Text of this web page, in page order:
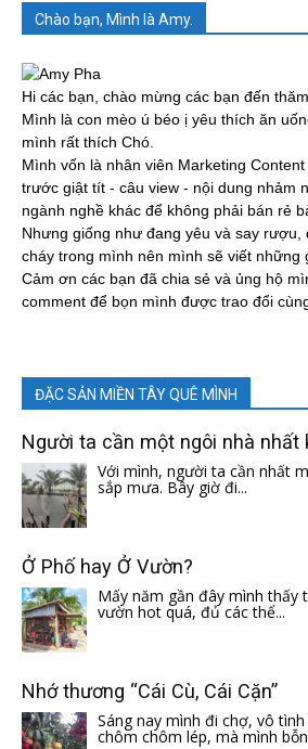
Chào bạn, Mình là Amy.
Hi các bạn, chào mừng các bạn đến
Mình là con mèo ú béo ị yêu thích ăn
mình rất thích Chó.
Mình vốn là nhân viên Marketing
trước giật tít - câu view - nội dung nhảm
ngành nghề khác để không phải bán rẻ
Nhưng giống như đang yêu và say rượu,
cháy trong mình nên mình sẽ viết những
Cảm ơn các bạn đã chia sẻ và ủng hộ
comment để bọn mình được trao đổi
ĐẶC SẢN MIỀN TÂY QUÊ MÌNH
Người ta cần một ngôi nhà nhất
Với mình, người ta cần nhất
sắp mưa. Bây giờ đi...
Ở Phố hay Ở Vườn?
Mấy năm gần đây mình thấy
vườn hot quá, đủ các thể...
Nhớ thương “Cái Cù, Cái Cặn”
Sáng nay mình đi chợ, vô
chôm chôm lép, mà mình